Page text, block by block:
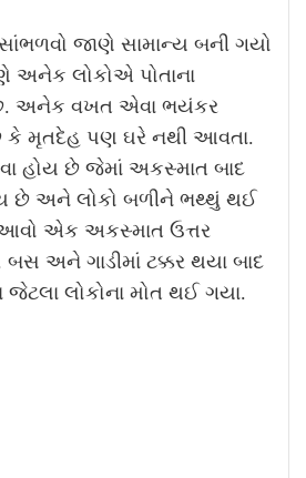
જાણે સામાન્ય બની ગયો
અનેક લોકોએ પોતાના
અનેક વખત એવા ભયંકર
કે મૃતદેહ પણ ઘરે નથી આવતા.
હોય છે જેમાં અકસ્માત બાદ
છે અને લોકો બળીને ભથ્થું થઈ
એક અકસ્માત ઉત્તર
બસ અને ગાડીમાં ટક્કર થયા બાદ
લોકોના મોત થઈ ગયા.